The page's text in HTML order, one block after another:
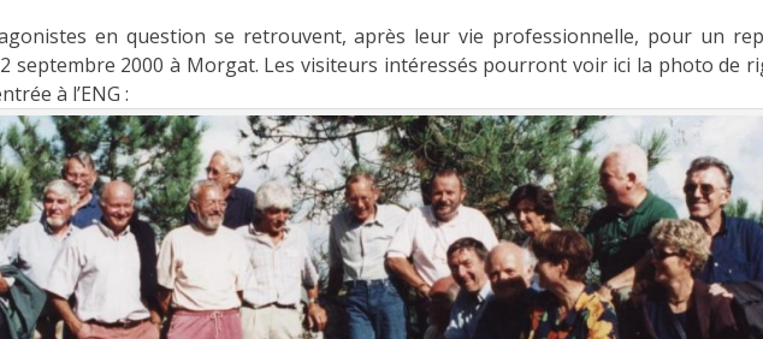
en question se retrouvent, après leur vie professionnelle, pour un
septembre 2000 à Morgat. Les visiteurs intéressés pourront voir ici la photo de
à l’ENG :